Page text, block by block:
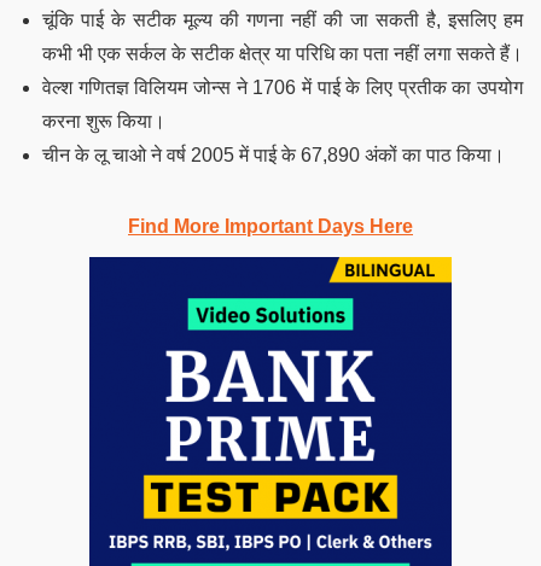
चूंकि पाई के सटीक मूल्य की गणना नहीं की जा सकती है, इसलिए हम
कभी भी एक सर्कल के सटीक क्षेत्र या परिधि का पता नहीं लगा सकते हैं।
वेल्श गणितज्ञ विलियम जोन्स ने 1706 में पाई के लिए प्रतीक का उपयोग
करना शुरू किया।
चीन के लू चाओ ने वर्ष 2005 में पाई के 67,890 अंकों का पाठ किया।
Find More Important Days Here